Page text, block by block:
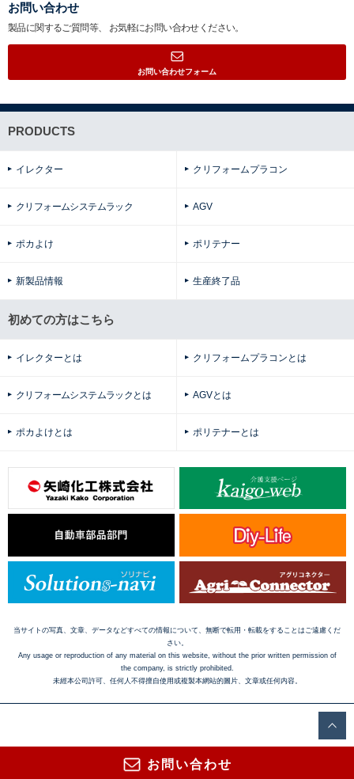
お問い合わせ
お問い合わせ
製品に関するご質問等、 お気軽にお問い合わせください。
お問い合わせフォーム
PRODUCTS
イレクター クリフォームプラコン
クリフォームシステムラック AGV
ポカよけ ポリテナー
新製品情報 生産終了品
初めての方はこちら
イレクターとは クリフォームプラコンとは
クリフォームシステムラックとは AGVとは
ポカよけとは ポリテナーとは
当サイトの写真、文章、データなどすべての情報について、無断で転用・転載をすることはご遠慮くだ
さい。
Any usage or reproduction of any material on this website, without the prior written permission of
the company, is strictly prohibited.
未經本公司許可、任何人不得擅自使用或複製本網站的圖片、文章或任何内容。
Copyright © 2016 Yazaki Kako Corporation. All Rights Reserved